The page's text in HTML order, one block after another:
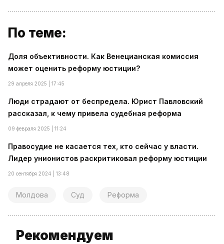
По теме:
Доля объективности. Как Венецианская комиссия
может оценить реформу юстиции?
29 апреля 2025 | 17:45
Люди страдают от беспредела. Юрист Павловский
рассказал, к чему привела судебная реформа
09 февраля 2025 | 11:24
Правосудие не касается тех, кто сейчас у власти.
Лидер унионистов раскритиковал реформу юстиции
20 сентября 2024 | 13:48
Молдова Суд Реформа
Рекомендуем